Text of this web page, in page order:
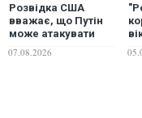
Розвідка США
вважає, що Путін
може атакувати
вже цієї осені, -
07.08.2026